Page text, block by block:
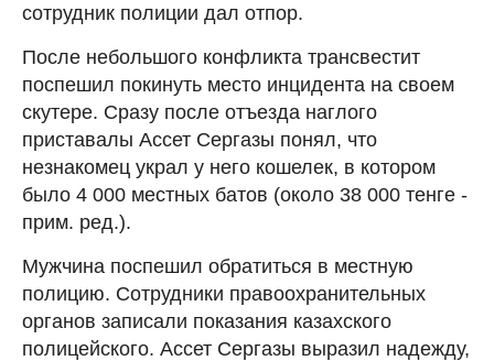
сотрудник полиции дал отпор.
После небольшого конфликта трансвестит
поспешил покинуть место инцидента на своем
скутере. Сразу после отъезда наглого
приставалы Ассет Сергазы понял, что
незнакомец украл у него кошелек, в котором
было 4 000 местных батов (около 38 000 тенге -
прим. ред.).
Мужчина поспешил обратиться в местную
полицию. Сотрудники правоохранительных
органов записали показания казахского
полицейского. Ассет Сергазы выразил надежду,